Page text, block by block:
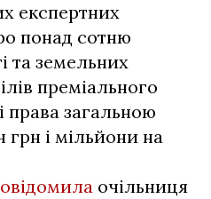
експертних
понад сотню
та земельних
преміального
права загальною
і мільйони на
очільниця